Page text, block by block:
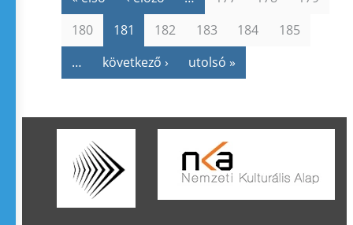
180
181 182 183 184
185
…
következő › utolsó »